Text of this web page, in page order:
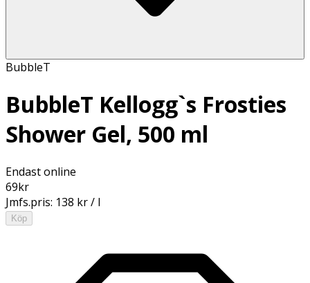
BubbleT
BubbleT Kellogg`s Frosties
Shower Gel, 500 ml
Endast online
69kr
Jmfs.pris: 138 kr / l
Köp